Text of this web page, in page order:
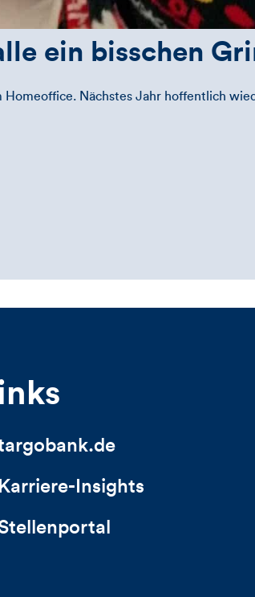
ein bisschen
Homeoffice. Nächstes Jahr hoffentlich
Karriere-Insights